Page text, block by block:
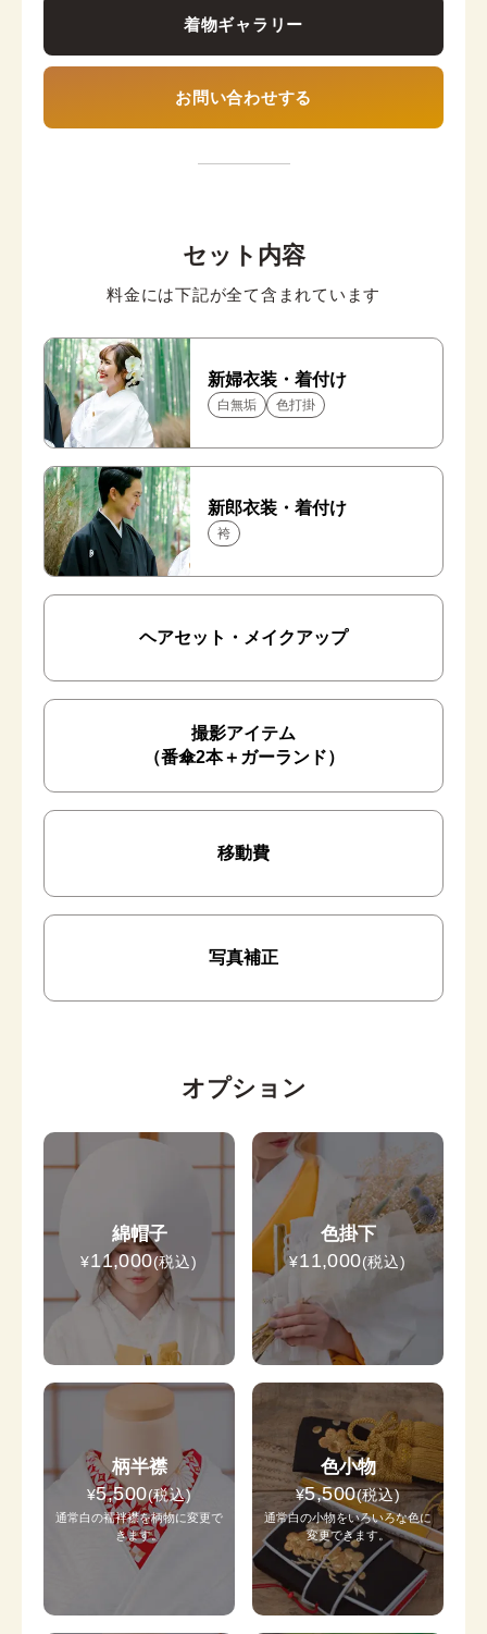
着物ギャラリー
お問い合わせする
セット内容
料金には下記が全て含まれています
新婦衣装・着付け
白無垢 色打掛
新郎衣装・着付け
袴
ヘアセット・メイクアップ
撮影アイテム
（番傘2本＋ガーランド）
移動費
写真補正
オプション
綿帽子
¥11,000(税込)
色掛下
¥11,000(税込)
柄半襟
¥5,500(税込)
通常白の襦袢襟を柄物に変更で
きます。
色小物
¥5,500(税込)
通常白の小物をいろいろな色に
変更できます。